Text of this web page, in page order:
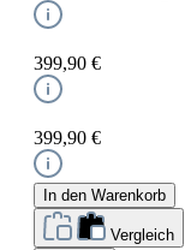
399,90 €
399,90 €
In den Warenkorb
Vergleich